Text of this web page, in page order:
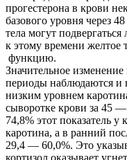
прогестерона в крови
базового уровня через
тела могут
к этому времени желтое
функцию.
Значительное
периоды наблюдаются и
низким уровнем
сыворотке крови за 45
74,8% этот показатель
каротина, а в ранний
29,4 — 60,0%. Это
кортизол оказывает